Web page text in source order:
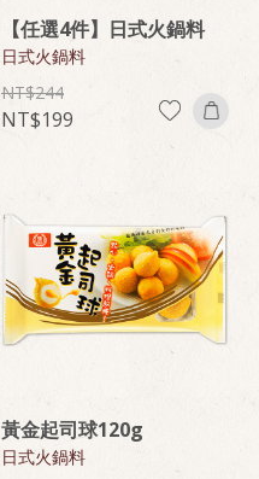
【任選4件】日式火鍋料
日式火鍋料
244
199
黃金起司球120g
日式火鍋料